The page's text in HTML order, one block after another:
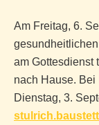
Am Freitag, 6.
am Gottesdienst
nach Hause.
Dienstag, 3.